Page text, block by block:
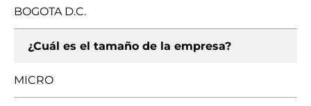
BOGOTA D.C.
¿Cuál es el tamaño de la empresa?
MICRO